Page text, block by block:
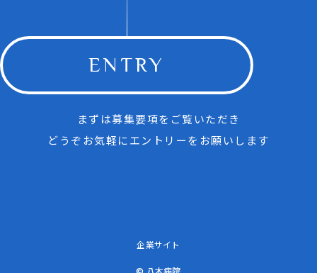
ENTRY
まずは募集要項をご覧いただき
どうぞお気軽にエントリーをお願いします
企業サイト
© 八木病院